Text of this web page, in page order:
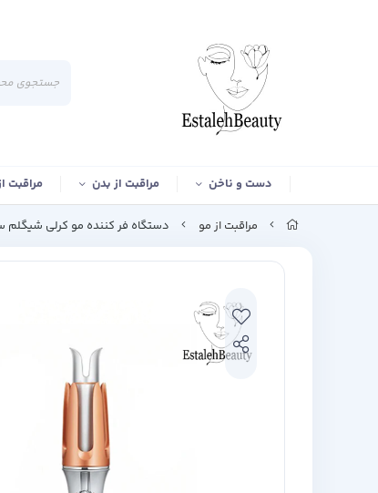
دست و ناخن مراقبت از بدن مراقبت
مراقبت از مو دستگاه فر کننده مو کرلی شیگلم سایز